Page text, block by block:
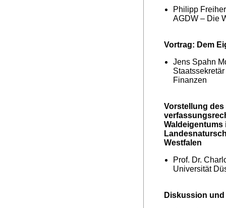
Philipp
AGDW – Die
Vortrag: Dem
Jens Spahn
Finanzen
Vorstellung
Waldeigentums
Westfalen
Prof. Dr.
Universität
Diskussion